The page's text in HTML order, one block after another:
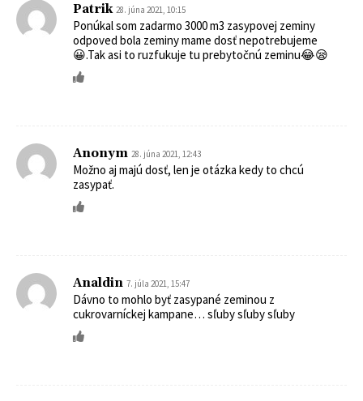
Patrik 28. júna 2021, 10:15
Ponúkal som zadarmo 3000 m3 zasypovej zeminy
odpoved bola zeminy mame dosť nepotrebujeme
😀.Tak asi to ruzfukuje tu prebytočnú zeminu😂😪
Anonym 28. júna 2021, 12:43
Možno aj majú dosť, len je otázka kedy to chcú
zasypať.
Analdin 7. júla 2021, 15:47
Dávno to mohlo byť zasypané zeminou z
cukrovarníckej kampane… sľuby sľuby sľuby